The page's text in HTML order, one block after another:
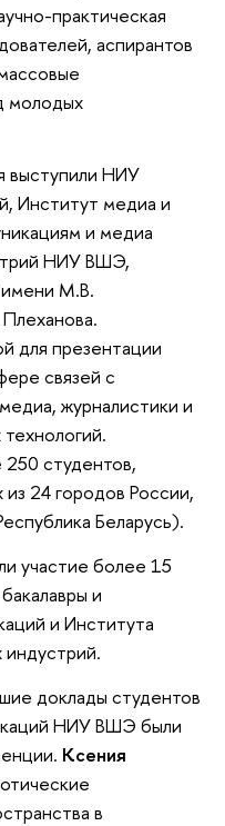
практическая
аспирантов
молодых
выступили НИУ
Институт медиа и
и медиа
НИУ ВШЭ,
имени М.В.
для презентации
связей с
журналистики и
студентов,
24 городов России,
Беларусь).
участие более 15
и
и Института
индустрий.
доклады студентов
НИУ ВШЭ были
Ксения
в